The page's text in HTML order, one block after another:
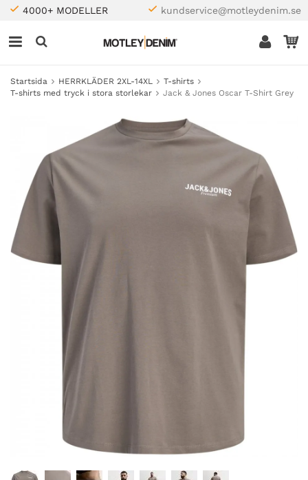
4000+ MODELLER kundservice@motleydenim.se
Startsida HERRKLÄDER 2XL-14XL
T-shirts
T-shirts med tryck i stora storlekar
Jack & Jones Oscar T-Shirt Grey